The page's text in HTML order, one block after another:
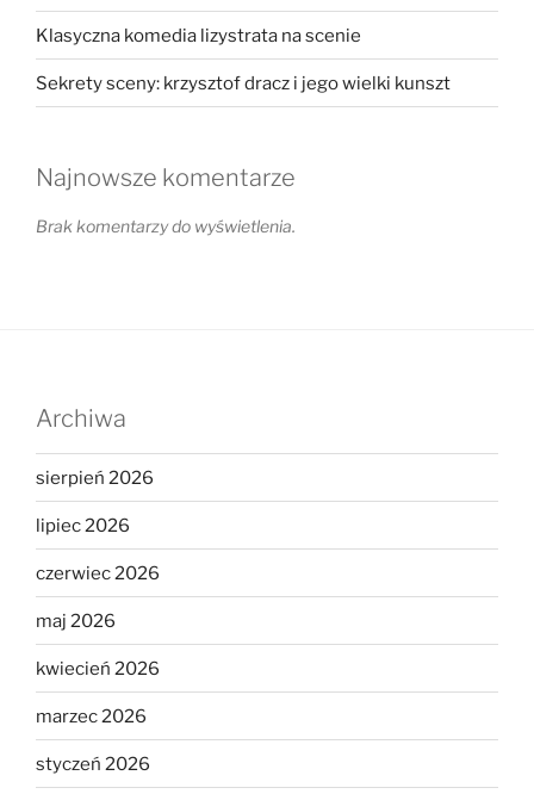
Klasyczna komedia lizystrata na scenie
Sekrety sceny: krzysztof dracz i jego wielki kunszt
Najnowsze komentarze
Brak komentarzy do wyświetlenia.
Archiwa
sierpień 2026
lipiec 2026
czerwiec 2026
maj 2026
kwiecień 2026
marzec 2026
styczeń 2026